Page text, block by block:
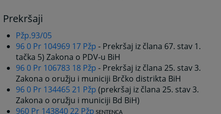
Prekršaji
Pžp.93/05
96 0 Pr 104969 17 Pžp - Prekršaj iz člana 67. stav 1.
tačka 5) Zakona o PDV-u BiH
96 0 Pr 106783 18 Pžp - Prekršaj iz člana 25. stav 3.
Zakona o oružju i municiji Brčko distrikta BiH
96 0 Pr 134465 21 Pžp (prekršaj iz člana 25. stav 3.
Zakona o oružju i municiji Bd BiH)
960 Pr 143840 22 Pžp SENTENCA